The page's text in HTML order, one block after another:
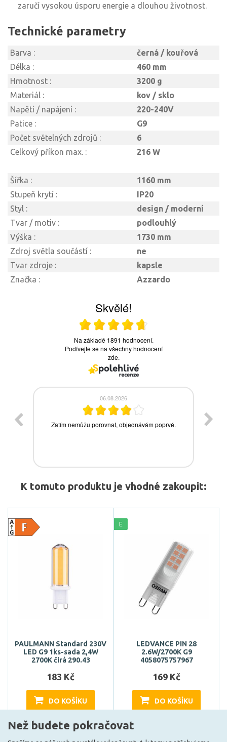
zaručí vysokou úsporu energie a dlouhou životnost.
Technické parametry
Barva :
černá / kouřová
Délka :
460 mm
Hmotnost :
3200 g
Materiál :
kov / sklo
Napětí / napájení :
220-240V
Patice :
G9
Počet světelných zdrojů :
6
Celkový příkon max. :
216 W
Šířka :
1160 mm
Stupeň krytí :
IP20
Styl :
design / moderní
Tvar / motiv :
podlouhlý
Výška :
1730 mm
Zdroj světla součástí :
ne
Tvar zdroje :
kapsle
Značka :
Azzardo
K tomuto produktu je vhodné zakoupit:
PAULMANN Standard 230V
LED G9 1ks-sada 2,4W
2700K čirá 290.43
183 Kč
DO KOŠÍKU
E
LEDVANCE PIN 28
2.6W/2700K G9
4058075757967
169 Kč
DO KOŠÍKU
Než budete pokračovat